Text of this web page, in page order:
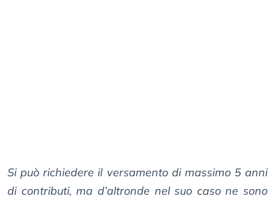
Si può richiedere il versamento di massimo 5 anni
di contributi, ma d’altronde nel suo caso ne sono